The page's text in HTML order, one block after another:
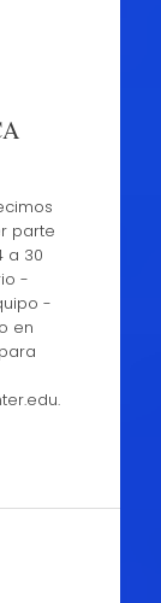
parte
a 30
-
-
en